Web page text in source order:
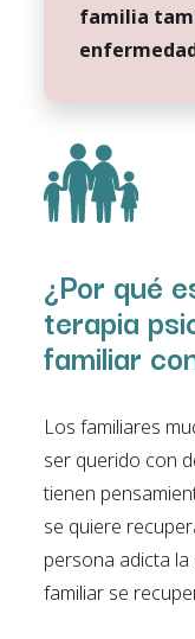
familia
¿Por qué
terapia
familiar
Los familiares
ser querido con
tienen
se quiere
persona adicta la
familiar se